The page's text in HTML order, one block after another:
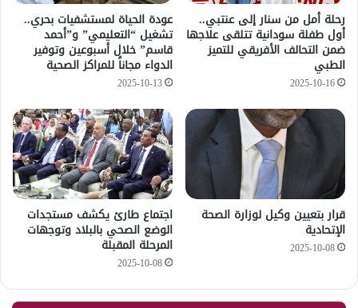
رحلة أمل من سنار إلى عنتبي..
أول طفلة سودانية تتلقى علاجها
ضمن التحالف الأفريقي للتميز
الطبي
2025-10-16
عودة الحياة لمستشفيات بحري..
تشغيل “التعليمي” و”أحمد
قاسم” خلال أسبوعين وتوفير
الدواء مجاناً للمراكز الصحية
2025-10-13
قرار بتعيين وكيل لوزارة الصحة
الإتحادية
2025-10-08
اجتماع طارئ يكشف مستجدات
الوضع الصحي بالبلاد وتوجهات
المرحلة المقبلة
2025-10-08